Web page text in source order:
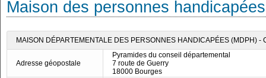
Maison des personnes
MAISON DÉPARTEMENTALE DES PERSONNES HANDICAPÉES (MDPH) -
Adresse géopostale
Pyramides du conseil départemental
7 route de Guerry
18000 Bourges